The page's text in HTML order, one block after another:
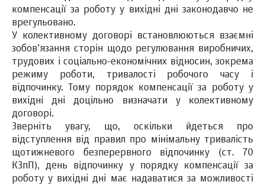
компенсації за роботу у вихідні дні законодавчо не
врегульовано.
У колективному договорі встановлюються взаємні
зобов’язання сторін щодо регулювання виробничих,
трудових і соціально-економічних відносин, зокрема
режиму роботи, тривалості робочого часу і
відпочинку. Тому порядок компенсації за роботу у
вихідні дні доцільно визначати у колективному
договорі.
Зверніть увагу, що, оскільки йдеться про
відступлення від правил про мінімальну тривалість
щотижневого безперервного відпочинку (ст. 70
КЗпП), день відпочинку у порядку компенсації за
роботу у вихідні дні має надаватися за можливості